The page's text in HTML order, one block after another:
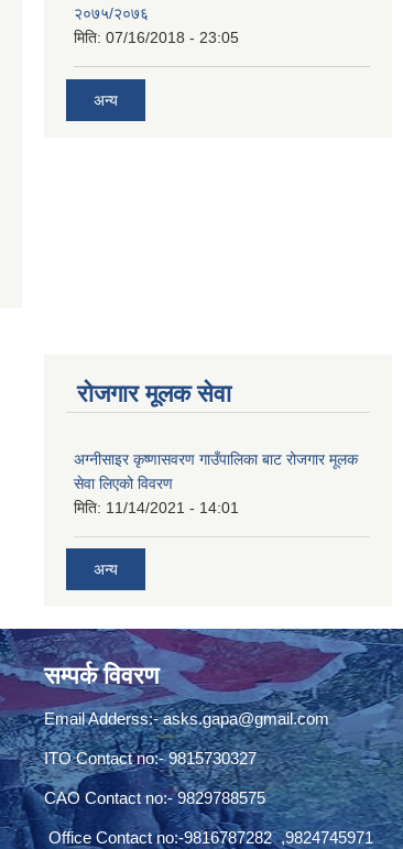
२०७५/२०७६
मिति: 07/16/2018 - 23:05
अन्य
रोजगार मूलक सेवा
अग्नीसाइर कृष्णासवरण गाउँपालिका बाट रोजगार मूलक
सेवा लिएको विवरण
मिति: 11/14/2021 - 14:01
अन्य
सम्पर्क विवरण
Email Adderss:-asks.gapa@gmail.com
ITO Contact no:- 9815730327
CAO Contact no:- 9829788575
Office Contact no:-9816787282 ,9824745971